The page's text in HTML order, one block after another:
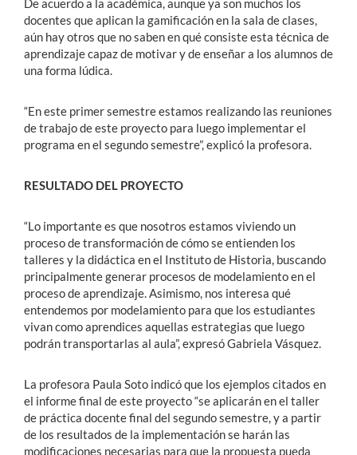
De acuerdo a la académica, aunque ya son muchos los
docentes que aplican la gamificación en la sala de clases,
aún hay otros que no saben en qué consiste esta técnica de
aprendizaje capaz de motivar y de enseñar a los alumnos de
una forma lúdica.
“En este primer semestre estamos realizando las reuniones
de trabajo de este proyecto para luego implementar el
programa en el segundo semestre”, explicó la profesora.
RESULTADO DEL PROYECTO
“Lo importante es que nosotros estamos viviendo un
proceso de transformación de cómo se entienden los
talleres y la didáctica en el Instituto de Historia, buscando
principalmente generar procesos de modelamiento en el
proceso de aprendizaje. Asimismo, nos interesa qué
entendemos por modelamiento para que los estudiantes
vivan como aprendices aquellas estrategias que luego
podrán transportarlas al aula”, expresó Gabriela Vásquez.
La profesora Paula Soto indicó que los ejemplos citados en
el informe final de este proyecto “se aplicarán en el taller
de práctica docente final del segundo semestre, y a partir
de los resultados de la implementación se harán las
modificaciones necesarias para que la propuesta pueda